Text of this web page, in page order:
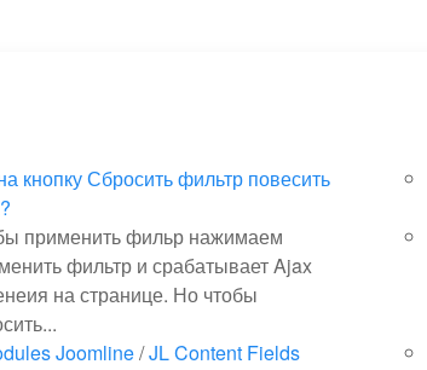
кнопку Сбросить фильтр повесить
применить фильр нажимаем
фильтр и срабатывает Ajax
на странице. Но чтобы
Joomline/JL Content Fields